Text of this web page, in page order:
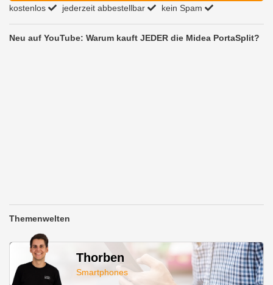
kostenlos jederzeit abbestellbar kein Spam
Neu auf YouTube: Warum kauft JEDER die Midea PortaSplit?
Themenwelten
Thorben
Smartphones